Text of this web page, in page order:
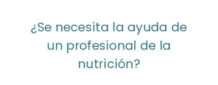
¿Se necesita la ayuda de
un profesional de la
nutrición?